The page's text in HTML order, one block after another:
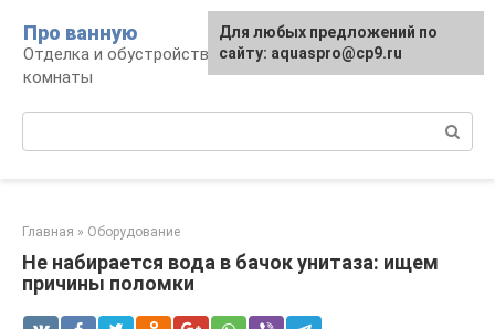
контенту
Про ванную
Отделка и обустройство современной ванной
комнаты
Главная » Оборудование
Не набирается вода в бачок унитаза: ищем
причины поломки
Для любых предложений по
сайту: aquaspro@cp9.ru